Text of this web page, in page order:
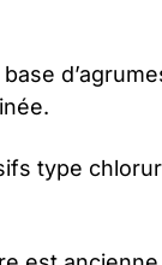
type